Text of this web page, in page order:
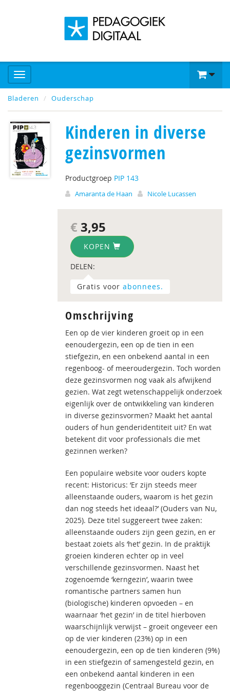
Bladeren Ouderschap
Kinderen in diverse
gezinsvormen
Productgroep PIP 143
Amaranta de Haan Nicole Lucassen
€ 3,95
KOPEN
DELEN:
Gratis voor abonnees.
Omschrijving
Een op de vier kinderen groeit op in een
eenoudergezin, een op de tien in een
stiefgezin, en een onbekend aantal in een
regenboog- of meeroudergezin. Toch worden
deze gezinsvormen nog vaak als afwijkend
gezien. Wat zegt wetenschappelijk onderzoek
eigenlijk over de ontwikkeling van kinderen
in diverse gezinsvormen? Maakt het aantal
ouders of hun genderidentiteit uit? En wat
betekent dit voor professionals die met
gezinnen werken?
Een populaire website voor ouders kopte
recent: Historicus: ‘Er zijn steeds meer
alleenstaande ouders, waarom is het gezin
dan nog steeds het ideaal?’ (Ouders van Nu,
2025). Deze titel suggereert twee zaken:
alleenstaande ouders zijn geen gezin, en er
bestaat zoiets als ‘het’ gezin. In de praktijk
groeien kinderen echter op in veel
verschillende gezinsvormen. Naast het
zogenoemde ‘kerngezin’, waarin twee
romantische partners samen hun
(biologische) kinderen opvoeden – en
waarnaar ‘het gezin’ in de titel hierboven
waarschijnlijk verwijst – groeit ongeveer een
op de vier kinderen (23%) op in een
eenoudergezin, een op de tien kinderen (9%)
in een stiefgezin of samengesteld gezin, en
een onbekend aantal kinderen in een
regenbooggezin (Centraal Bureau voor de